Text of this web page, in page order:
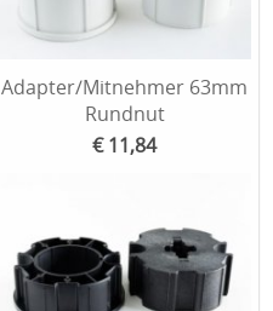
Adapter/Mitnehmer 63mm
Rundnut
€ 11,84